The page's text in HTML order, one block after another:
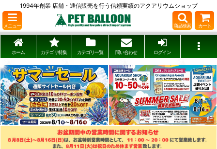
1994年創業 店舗・通信販売を行う信頼実績のアクアリウムショップ
メニュー 商品検索 カート
ホーム カテゴリ特集 カテゴリ一覧 問い合わせ ログイン